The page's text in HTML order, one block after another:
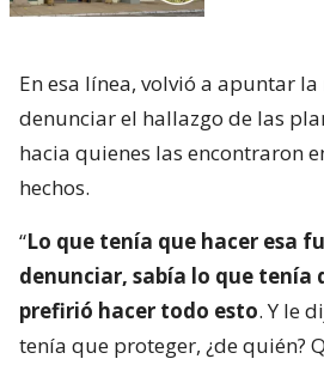
En esa línea, volvió a apuntar
denunciar el hallazgo de las
hacia quienes las encontraron
hechos.
“Lo que tenía que hacer esa
denunciar, sabía lo que tenía
prefirió hacer todo esto. Y le
tenía que proteger, ¿de quién?